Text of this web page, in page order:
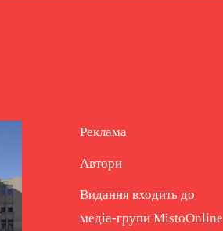
Реклама
Автори
Видання входить до
медіа-групи MistoOnline